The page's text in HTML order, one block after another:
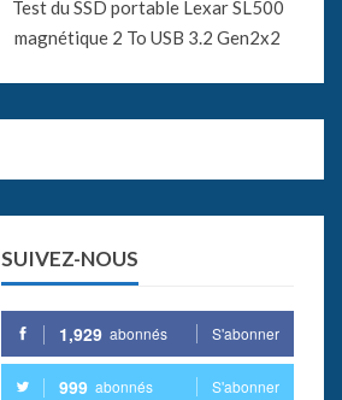
Test du SSD portable Lexar SL500
magnétique 2 To USB 3.2 Gen2x2
SUIVEZ-NOUS
1,929 abonnés S'abonner
999 abonnés S'abonner